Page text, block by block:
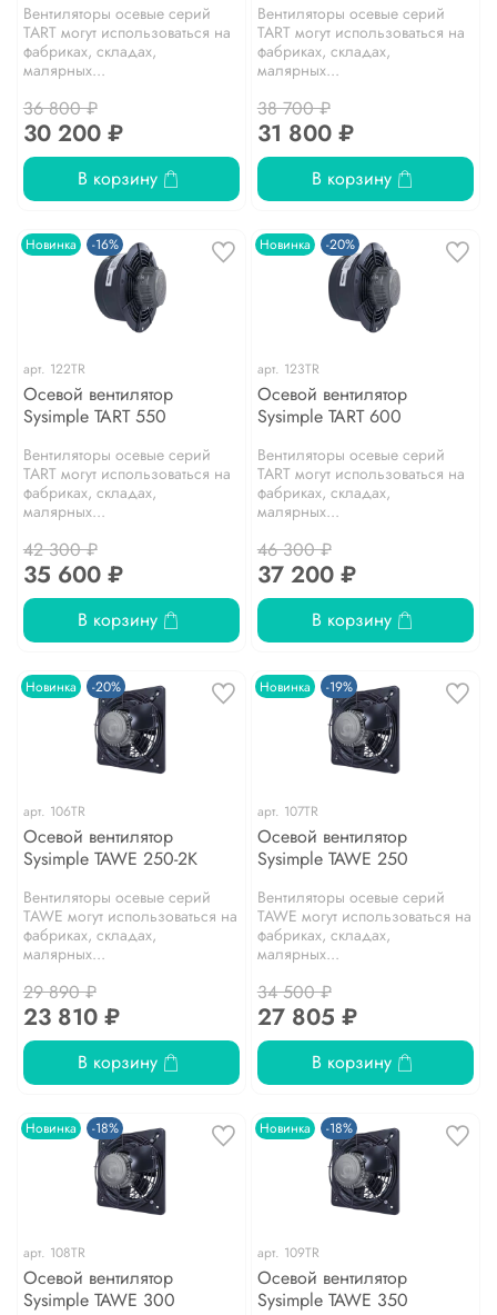
Вентиляторы осевые серий
TART могут использоваться на
фабриках, складах,
малярных...
36 800 ₽
30 200 ₽
В корзину
Вентиляторы осевые серий
TART могут использоваться на
фабриках, складах,
малярных...
38 700 ₽
31 800 ₽
В корзину
Новинка -16%
арт. 122TR
Осевой вентилятор
Sysimple TART 550
Вентиляторы осевые серий
TART могут использоваться на
фабриках, складах,
малярных...
42 300 ₽
35 600 ₽
В корзину
Новинка -20%
арт. 123TR
Осевой вентилятор
Sysimple TART 600
Вентиляторы осевые серий
TART могут использоваться на
фабриках, складах,
малярных...
46 300 ₽
37 200 ₽
В корзину
Новинка -20%
арт. 106TR
Осевой вентилятор
Sysimple TAWE 250-2K
Вентиляторы осевые серий
TAWE могут использоваться на
фабриках, складах,
малярных...
29 890 ₽
23 810 ₽
В корзину
Новинка -19%
арт. 107TR
Осевой вентилятор
Sysimple TAWE 250
Вентиляторы осевые серий
TAWE могут использоваться на
фабриках, складах,
малярных...
34 500 ₽
27 805 ₽
В корзину
Новинка -18%
арт. 108TR
Осевой вентилятор
Sysimple TAWE 300
Новинка -18%
арт. 109TR
Осевой вентилятор
Sysimple TAWE 350